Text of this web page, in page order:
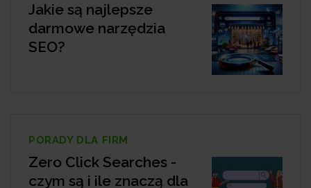
Jakie są najlepsze
darmowe narzędzia
SEO?
PORADY DLA FIRM
Zero Click Searches -
czym są i ile znaczą dla